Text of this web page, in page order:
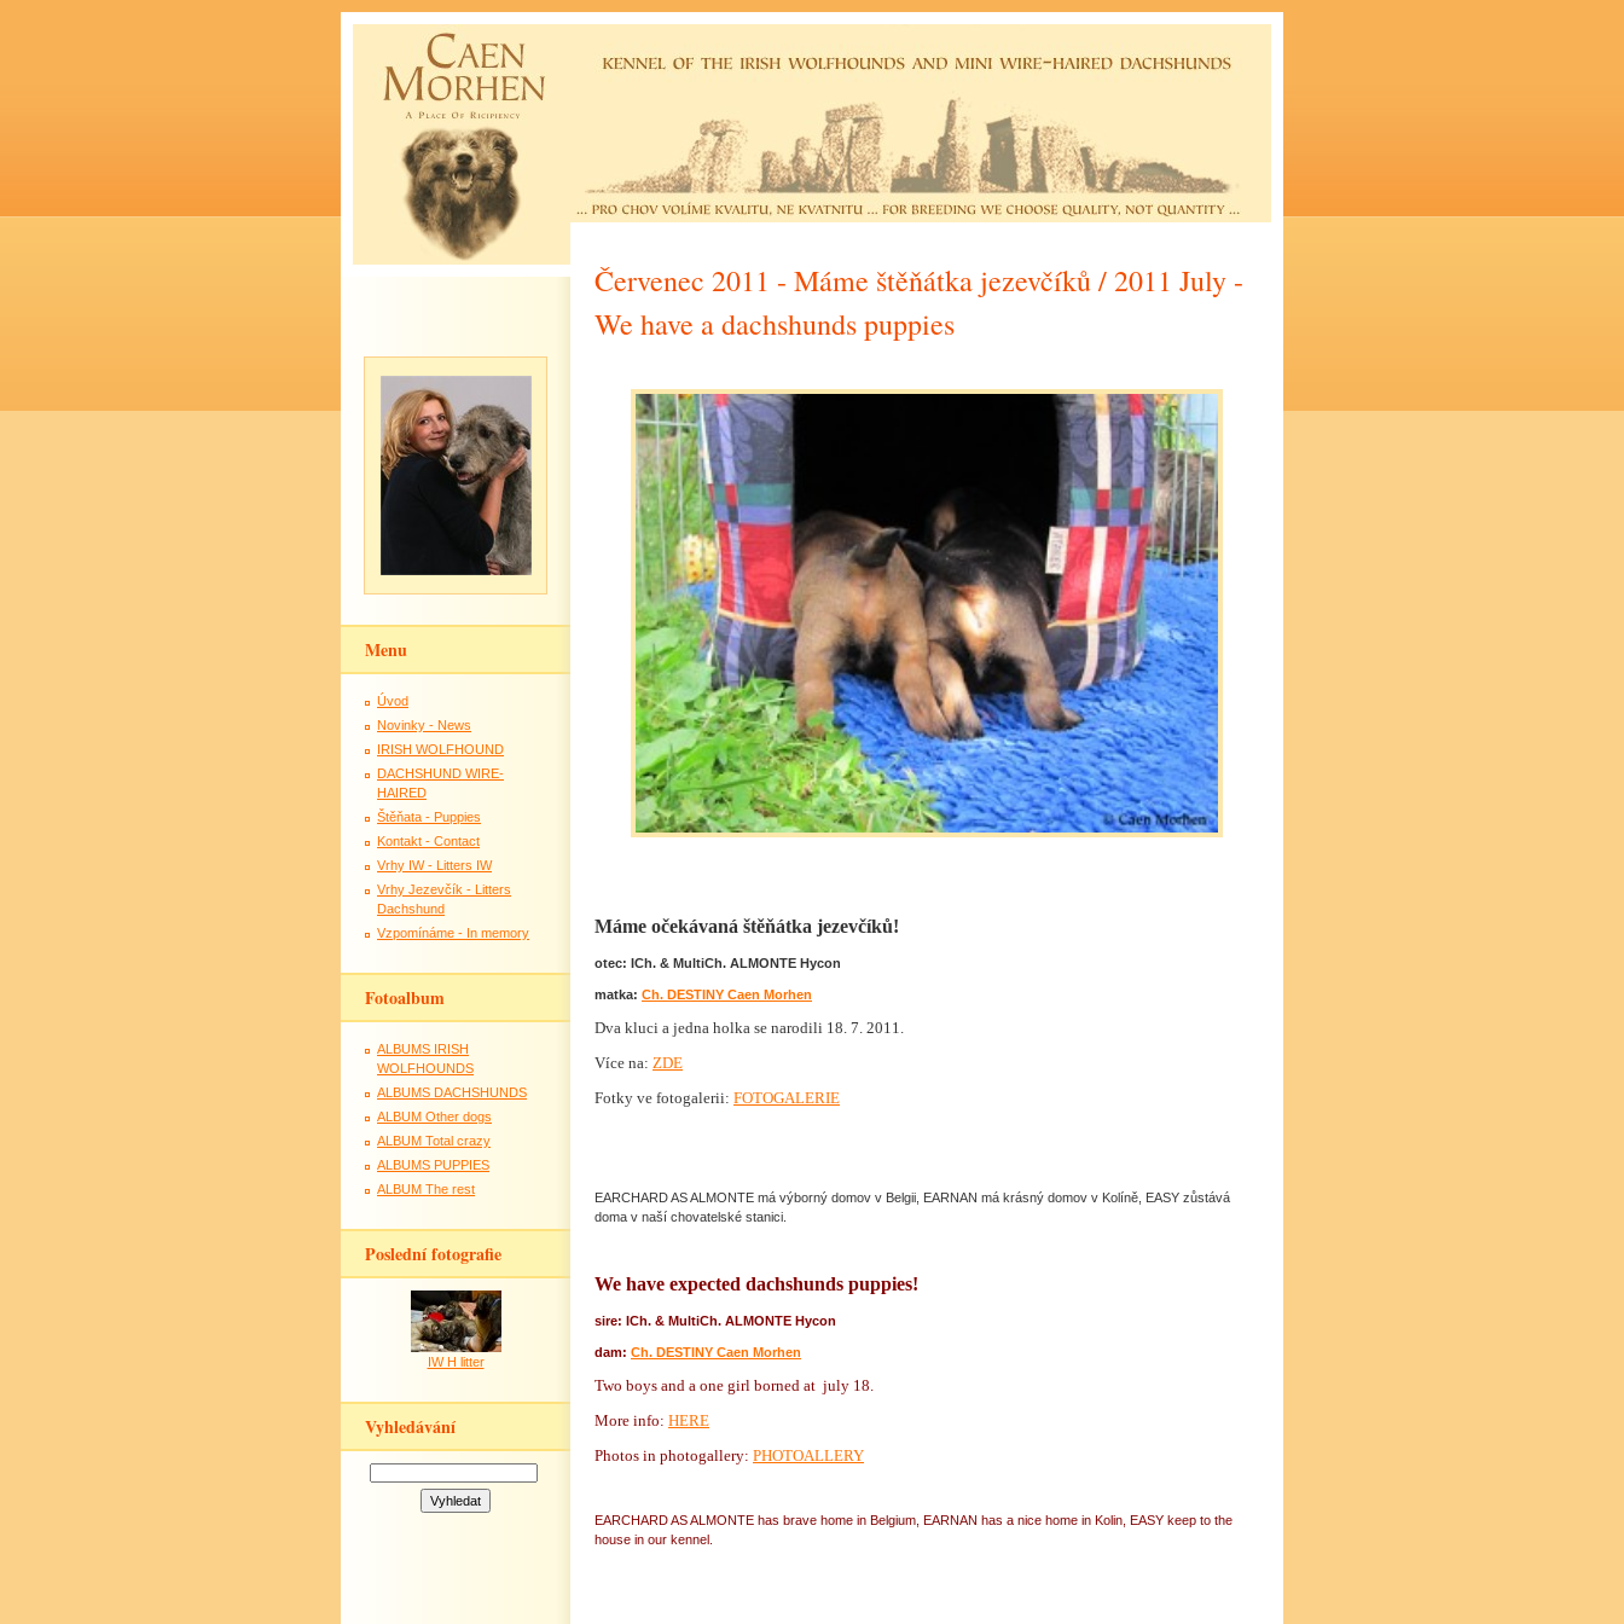
Červenec 2011 - Máme štěňátka jezevčíků / 2011 July -
We have a dachshunds puppies
Máme očekávaná štěňátka jezevčíků!
otec: ICh. & MultiCh. ALMONTE Hycon
matka: Ch. DESTINY Caen Morhen
Dva kluci a jedna holka se narodili 18. 7. 2011.
Více na: ZDE
Fotky ve fotogalerii: FOTOGALERIE
EARCHARD AS ALMONTE má výborný domov v Belgii, EARNAN má krásný domov v Kolíně, EASY zůstává
doma v naší chovatelské stanici.
We have expected dachshunds puppies!
sire: ICh. & MultiCh. ALMONTE Hycon
dam: Ch. DESTINY Caen Morhen
Two boys and a one girl borned at july 18.
More info: HERE
Photos in photogallery: PHOTOALLERY
EARCHARD AS ALMONTE has brave home in Belgium, EARNAN has a nice home in Kolin, EASY keep to the
house in our kennel.
Menu
Úvod
Novinky - News
IRISH WOLFHOUND
DACHSHUND WIRE-
HAIRED
Štěňata - Puppies
Kontakt - Contact
Vrhy IW - Litters IW
Vrhy Jezevčík - Litters
Dachshund
Vzpomínáme - In memory
Fotoalbum
ALBUMS IRISH
WOLFHOUNDS
ALBUMS DACHSHUNDS
ALBUM Other dogs
ALBUM Total crazy
ALBUMS PUPPIES
ALBUM The rest
Poslední fotografie
IW H litter
Vyhledávání